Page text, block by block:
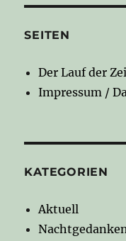
SEITEN
Der Lauf der
Impressum /
KATEGORIEN
Aktuell